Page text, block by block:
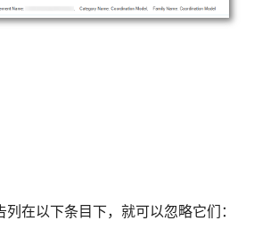
在以下条目下，就可以忽略它们：